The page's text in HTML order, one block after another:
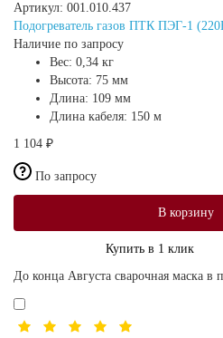
Артикул: 001.010.437
Подогреватель газов ПТК ПЭГ-1
Наличие по запросу
Вес: 0,34 кг
Высота: 75 мм
Длина: 109 мм
Длина кабеля: 150 м
1 104 ₽
По запросу
В корзину
Купить в 1 клик
До конца Августа сварочная маска в